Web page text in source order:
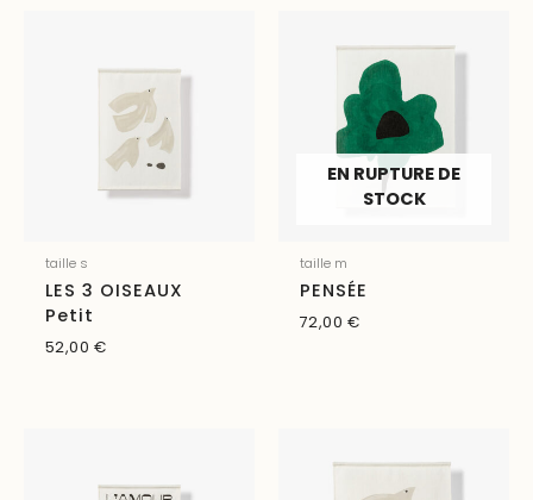
taille s
LES 3 OISEAUX
Petit
52,00 €
EN RUPTURE DE
STOCK
taille m
PENSÉE
72,00 €